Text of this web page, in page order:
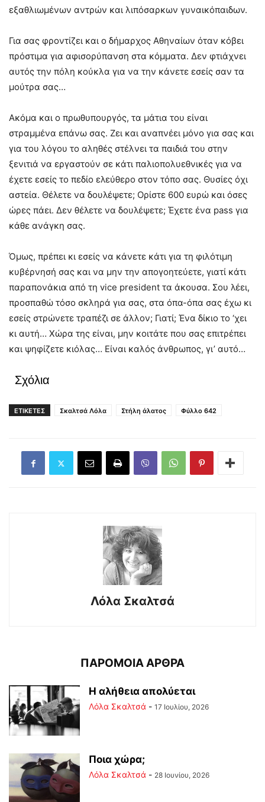
εξαθλιωμένων αντρών και λιπόσαρκων γυναικόπαιδων.
Για σας φροντίζει και ο δήμαρχος Αθηναίων όταν κόβει
πρόστιμα για αφισορύπανση στα κόμματα. Δεν φτιάχνει
αυτός την πόλη κούκλα για να την κάνετε εσείς σαν τα
μούτρα σας…
Ακόμα και ο πρωθυπουργός, τα μάτια του είναι
στραμμένα επάνω σας. Ζει και αναπνέει μόνο για σας και
για του λόγου το αληθές στέλνει τα παιδιά του στην
ξενιτιά να εργαστούν σε κάτι παλιοπολυεθνικές για να
έχετε εσείς το πεδίο ελεύθερο στον τόπο σας. Θυσίες όχι
αστεία. Θέλετε να δουλέψετε; Ορίστε 600 ευρώ και όσες
ώρες πάει. Δεν θέλετε να δουλέψετε; Έχετε ένα pass για
κάθε ανάγκη σας.
Όμως, πρέπει κι εσείς να κάνετε κάτι για τη φιλότιμη
κυβέρνησή σας και να μην την απογοητεύετε, γιατί κάτι
παραπονάκια από τη vice president τα άκουσα. Σου λέει,
προσπαθώ τόσο σκληρά για σας, στα όπα-όπα σας έχω κι
εσείς στρώνετε τραπέζι σε άλλον; Γιατί; Ένα δίκιο το ‘χει
κι αυτή… Χώρα της είναι, μην κοιτάτε που σας επιτρέπει
και ψηφίζετε κιόλας… Είναι καλός άνθρωπος, γι’ αυτό…
Σχόλια
ΕΤΙΚΕΤΕΣ Σκαλτσά Λόλα Στήλη άλατος Φύλλο 642
Λόλα Σκαλτσά
ΠΑΡΟΜΟΙΑ ΑΡΘΡΑ
Η αλήθεια απολύεται
Λόλα Σκαλτσά - 17 Ιουλίου, 2026
Ποια χώρα;
Λόλα Σκαλτσά - 28 Ιουνίου, 2026